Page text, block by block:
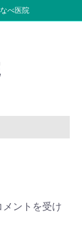
べ医院
メントを受け